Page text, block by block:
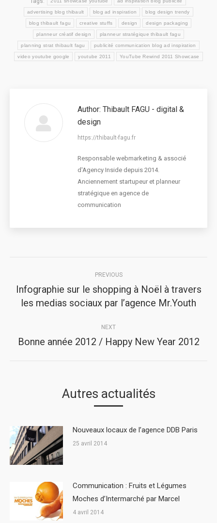
advertising blog thibault blog ad inspiration blog design trendy
blog thibault fagu creative stuffs design design packaging
planneur créatif design planneur stratégique thibault fagu
planning strat thibault fagu publicité communication blog ad inspiration
video youtube google youtube 2011 YouTube Rewind 2011 Showcase
Author: Thibault FAGU - digital &
design
https://thibault-fagu.fr
Responsable webmarketing & associé
d'Agency Inside depuis 2014.
Anciennement startupeur et planneur
stratégique en agence de
communication
navigation
PREVIOUS
Previous
post:
Infographie sur le shopping à Noël à travers
les medias sociaux par l’agence Mr.Youth
NEXT
Next
Bonne année 2012 / Happy New Year 2012
Autres actualités
Nouveaux locaux de l’agence DDB Paris
25 avril 2014
Communication : Fruits et Légumes
Moches d’Intermarché par Marcel
4 avril 2014